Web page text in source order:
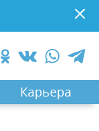
Карьера